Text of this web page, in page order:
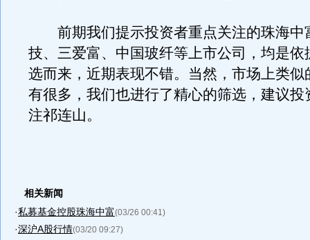
前期我们提示投资者重点关注的珠海中
技、三爱富、中国玻纤等上市公司，均是依
选而来，近期表现不错。当然，市场上类似
有很多，我们也进行了精心的筛选，建议投
注祁连山。
相关新闻
·私募基金控股珠海中富(03/26 00:41)
·深沪A股行情(03/20 09:27)